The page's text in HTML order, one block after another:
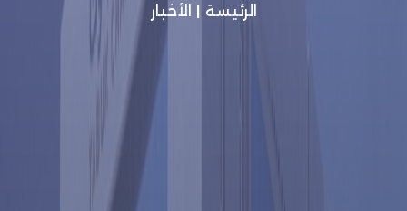
الرئيسة | الأخبار